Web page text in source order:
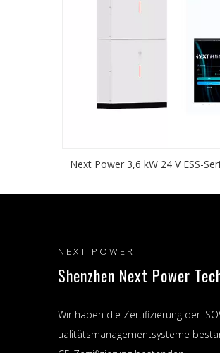
Next Power 3,6 kW 24 V ESS-
Speichersysteme
NEXT POWER
Shenzhen Next Power
Wir haben die Zertifizierung der
ualitätsmanagementsysteme